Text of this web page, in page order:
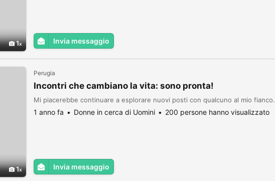
1 Invia messaggio
1
Perugia
Incontri che cambiano la vita: sono pronta!
Mi piacerebbe continuare a esplorare nuovi posti con qualcuno al mio fianco.
1 anno fa Donne in cerca di Uomini 200 persone hanno visualizzato
Invia messaggio